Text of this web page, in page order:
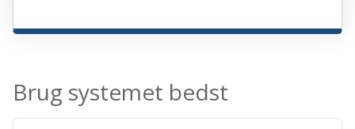
Brug systemet bedst